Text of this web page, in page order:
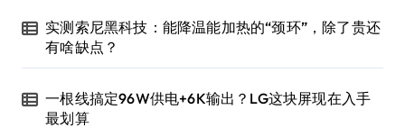
实测索尼黑科技：能降温能加热的“颈环”，除了贵还
有啥缺点？
一根线搞定96W供电+6K输出？LG这块屏现在入手
最划算